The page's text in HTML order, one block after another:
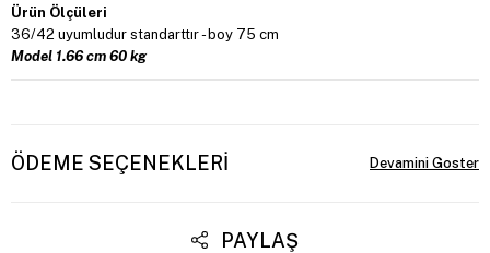
Ürün Ölçüleri
36/42 uyumludur standarttır - boy 75 cm
Model 1.66 cm 60 kg
ÖDEME SEÇENEKLERI
PAYLAŞ